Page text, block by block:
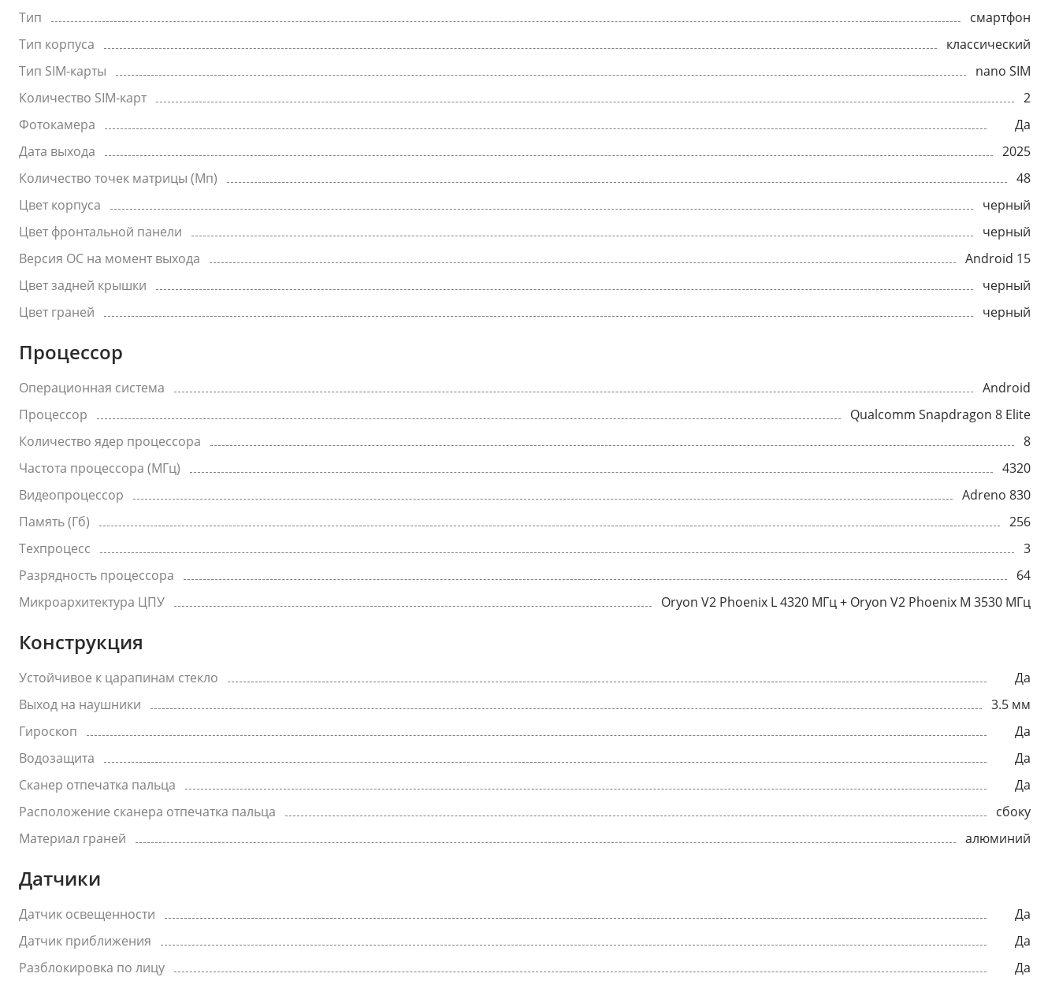
Тип
смартфон
Тип корпуса
классический
Тип SIM-карты
nano SIM
Количество SIM-карт
2
Фотокамера
Да
Дата выхода
2025
Количество точек матрицы (Мп)
48
Цвет корпуса
черный
Цвет фронтальной панели
черный
Версия ОС на момент выхода
Android 15
Цвет задней крышки
черный
Цвет граней
черный
Процессор
Операционная система
Android
Процессор
Qualcomm Snapdragon 8 Elite
Количество ядер процессора
8
Частота процессора (МГц)
4320
Видеопроцессор
Adreno 830
Память (Гб)
256
Техпроцесс
3
Разрядность процессора
64
Микроархитектура ЦПУ
Oryon V2 Phoenix L 4320 МГц + Oryon V2 Phoenix M 3530 МГц
Конструкция
Устойчивое к царапинам стекло
Да
Выход на наушники
3.5 мм
Гироскоп
Да
Водозащита
Да
Сканер отпечатка пальца
Да
Расположение сканера отпечатка пальца
сбоку
Материал граней
алюминий
Датчики
Датчик освещенности
Да
Датчик приближения
Да
Разблокировка по лицу
Да